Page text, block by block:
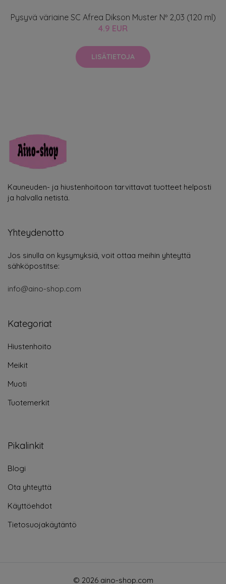
Pysyvä väriaine SC Afrea Dikson Muster Nº 2,03 (120 ml)
4.9 EUR
LISÄTIETOJA
Kauneuden- ja hiustenhoitoon tarvittavat tuotteet helposti
ja halvalla netistä.
Yhteydenotto
Jos sinulla on kysymyksiä, voit ottaa meihin yhteyttä
sähköpostitse:
info@aino-shop.com
Kategoriat
Hiustenhoito
Meikit
Muoti
Tuotemerkit
Pikalinkit
Blogi
Ota yhteyttä
Käyttöehdot
Tietosuojakäytäntö
© 2026 aino-shop.com